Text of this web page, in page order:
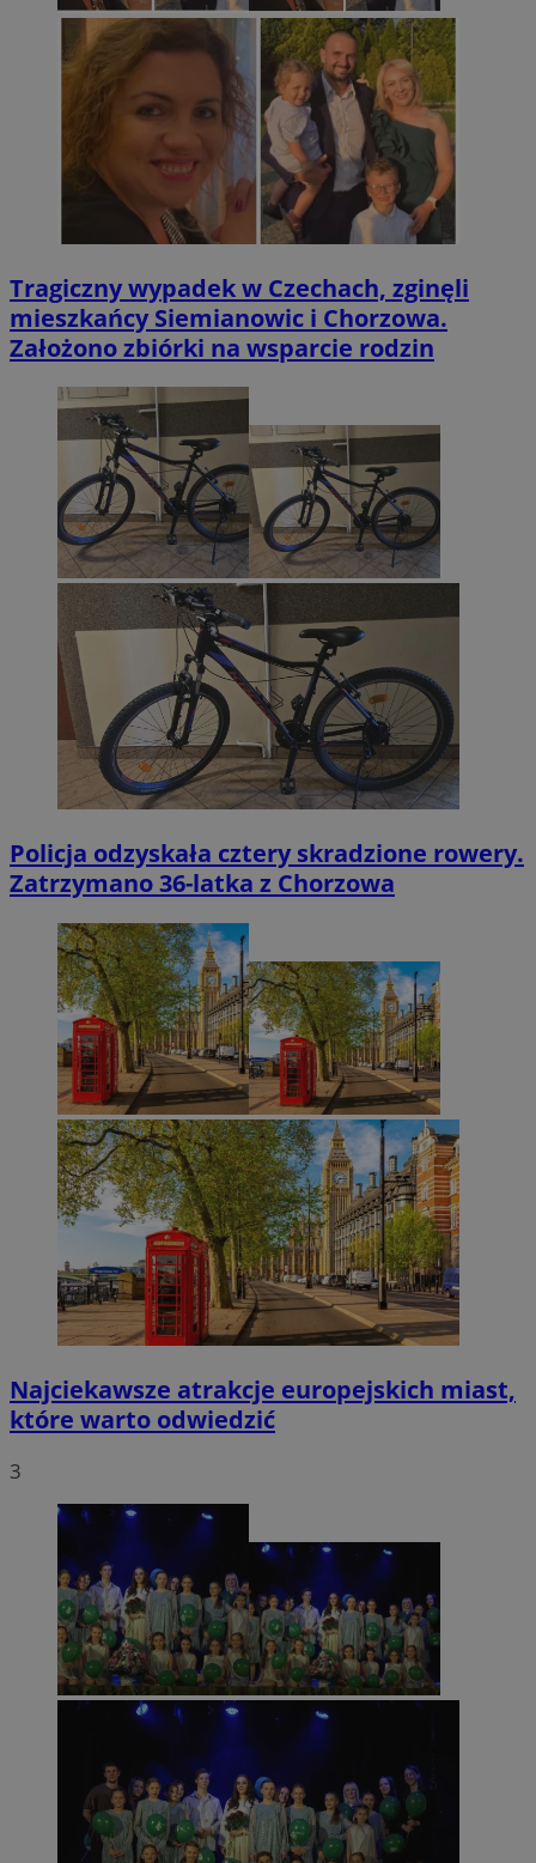
Tragiczny wypadek w Czechach, zginęli
mieszkańcy Siemianowic i Chorzowa.
Założono zbiórki na wsparcie rodzin
Policja odzyskała cztery skradzione rowery.
Zatrzymano 36-latka z Chorzowa
Najciekawsze atrakcje europejskich miast,
które warto odwiedzić
3